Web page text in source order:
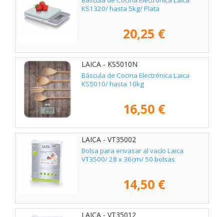
KS1320/ hasta 5kg/ Plata
20,25 €
LAICA - KS5010N
Báscula de Cocina Electrónica Laica
KS5010/ hasta 10kg
16,50 €
LAICA - VT35002
Bolsa para envasar al vacío Laica
VT3500/ 28 x 36cm/ 50 bolsas
14,50 €
LAICA - VT35012